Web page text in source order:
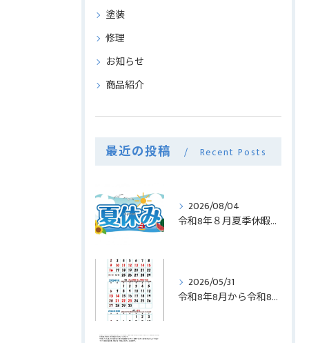
塗装
修理
お知らせ
商品紹介
最近の投稿 Recent Posts
2026/08/04
令和8年８月夏季休暇ご案内
2026/05/31
令和8年8月から令和8年10月までの弊社カレンダーご案内